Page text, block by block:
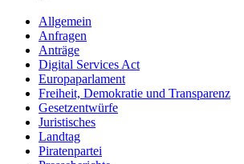
Allgemein
Anfragen
Anträge
Digital Services Act
Europaparlament
Freiheit, Demokratie und Transparenz
Gesetzentwürfe
Juristisches
Landtag
Piratenpartei